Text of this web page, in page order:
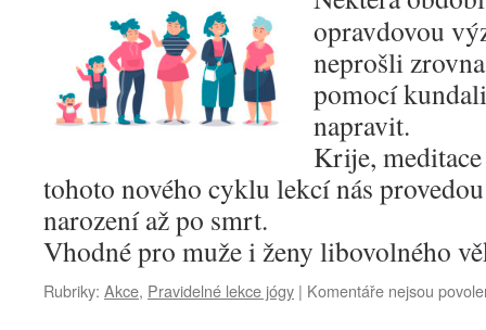
opravdovou
neprošli
pomocí
napravit.
Krije,
tohoto nového cyklu lekcí nás
narození až po smrt.
Vhodné pro muže i ženy libovolného
Rubriky: Akce, Pravidelné lekce jógy | Komentáře nejsou